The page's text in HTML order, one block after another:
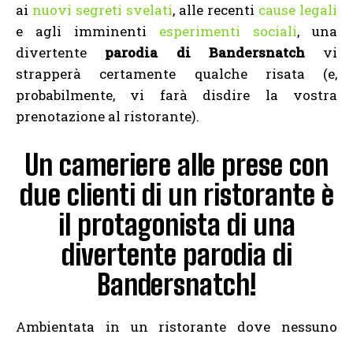
ai nuovi segreti svelati, alle recenti cause legali
e agli imminenti esperimenti sociali, una
divertente parodia di Bandersnatchvi
strapperà certamente qualche risata (e,
probabilmente, vi farà disdire la vostra
prenotazione al ristorante).
Un cameriere alle prese con
due clienti di un ristorante è
il protagonista di una
divertente parodia di
Bandersnatch!
Ambientata in un ristorante dove nessuno